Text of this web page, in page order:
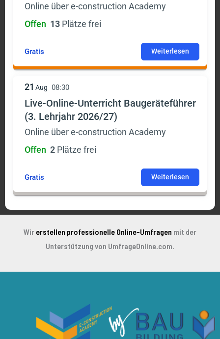
Online über e-construction Academy
Offen 13 Plätze frei
Gratis Weiterlesen
21 Aug 08:30
Live-Online-Unterricht Baugeräteführer
(3. Lehrjahr 2026/27)
Online über e-construction Academy
Offen 2 Plätze frei
Gratis Weiterlesen
Wir erstellen professionelle Online-Umfragen mit der
Unterstützung von UmfrageOnline.com.